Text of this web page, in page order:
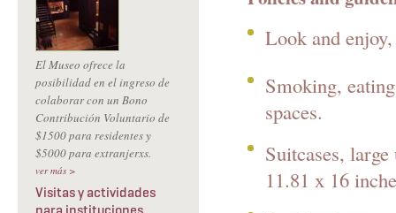
El Museo ofrece la
posibilidad en el ingreso de
colaborar con un Bono
Contribución Voluntario de
$1500 para residentes y
$5000 para extranjerxs.
ver más >
Visitas y actividades
para instituciones
Look and
Smoking,
spaces.
Suitcases,
11.81 x 16